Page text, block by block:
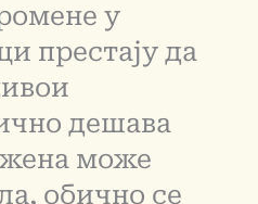
у
престају да
дешава
жена може
обично се